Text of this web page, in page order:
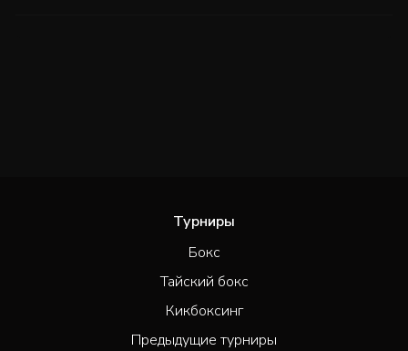
Турниры
Бокс
Тайский бокс
Кикбоксинг
Предыдущие турниры